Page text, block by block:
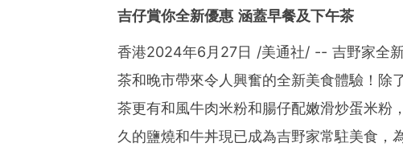
marketers, corporate
verage to engage key
stribution industry since 1954,
tions to produce, distribute,
t across traditional, digital,
d's largest multi-channel
comprehensive workflow tools
ds of clients from offices in the
吉仔賞你全新優惠 涵蓋早餐及下午茶
香港2024年6月27日 /美通社/ -- 吉野家全
茶和晚市帶來令人興奮的全新美食體驗！除
茶更有和風牛肉米粉和腸仔配嫩滑炒蛋米粉
久的鹽燒和牛丼現已成為吉野家常駐美食，